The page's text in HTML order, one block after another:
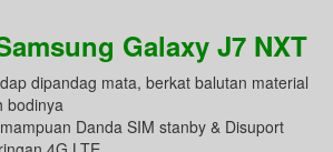
Galaxy J7 NXT
dipandag mata, berkat balutan material
bodinya
Danda SIM stanby & Disuport